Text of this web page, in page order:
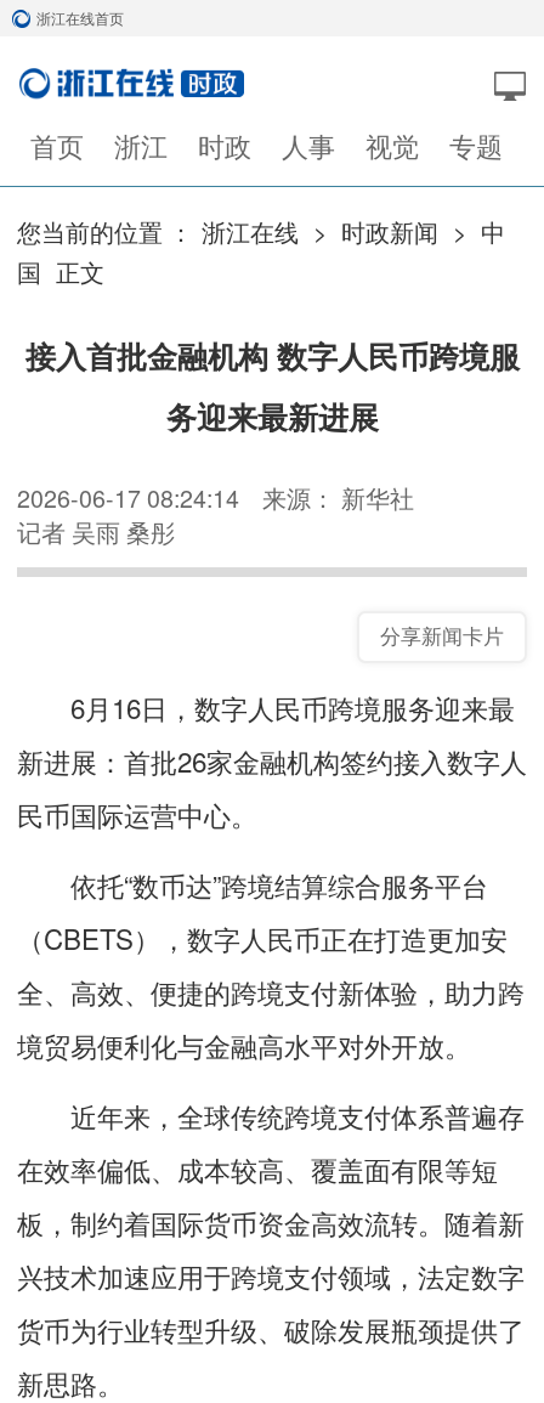
浙江在线首页
首页 浙江 时政 人事 视觉 专题
您当前的位置 ： 浙江在线 > 时政新闻 > 中
国 正文
接入首批金融机构 数字人民币跨境服
务迎来最新进展
2026-06-17 08:24:14
来源： 新华社
记者 吴雨 桑彤
分享新闻卡片
6月16日，数字人民币跨境服务迎来最
新进展：首批26家金融机构签约接入数字人
民币国际运营中心。
依托“数币达”跨境结算综合服务平台
（CBETS），数字人民币正在打造更加安
全、高效、便捷的跨境支付新体验，助力跨
境贸易便利化与金融高水平对外开放。
近年来，全球传统跨境支付体系普遍存
在效率偏低、成本较高、覆盖面有限等短
板，制约着国际货币资金高效流转。随着新
兴技术加速应用于跨境支付领域，法定数字
货币为行业转型升级、破除发展瓶颈提供了
新思路。